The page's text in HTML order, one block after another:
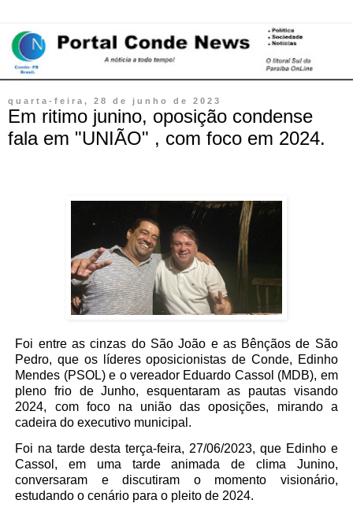
quarta-feira, 28 de junho de 2023
Em ritimo junino, oposição condense
fala em "UNIÃO" , com foco em 2024.
Foi entre as cinzas do São João e as Bênçãos de São
Pedro, que os líderes oposicionistas de Conde, Edinho
Mendes (PSOL) e o vereador Eduardo Cassol (MDB), em
pleno frio de Junho, esquentaram as pautas visando
2024, com foco na união das oposições, mirando a
cadeira do executivo municipal.
Foi na tarde desta terça-feira, 27/06/2023, que Edinho e
Cassol, em uma tarde animada de clima Junino,
conversaram e discutiram o momento visionário,
estudando o cenário para o pleito de 2024.